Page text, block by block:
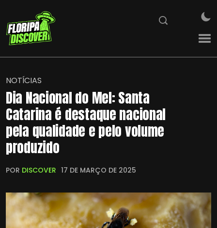
NOTÍCIAS
Dia Nacional do Mel: Santa
Catarina é destaque nacional
pela qualidade e pelo volume
produzido
POR DISCOVER 17 DE MARÇO DE 2025